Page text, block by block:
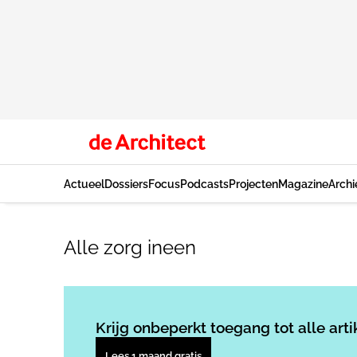
ActueelDossiersFocusPodcastsProjectenMagazine
Alle zorg ineen
Krijg onbeperkt toegang tot alle